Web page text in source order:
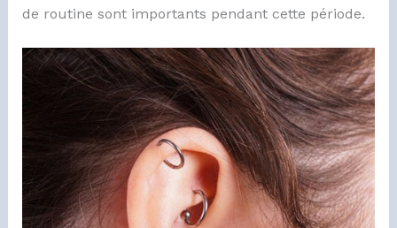
de routine sont importants pendant cette période.